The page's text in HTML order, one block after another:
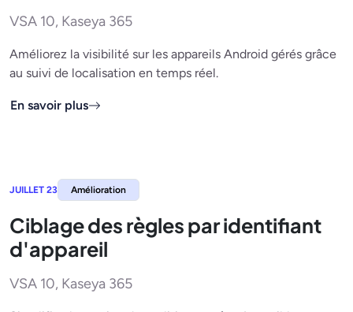
VSA 10, Kaseya 365
Améliorez la visibilité sur les appareils Android gérés grâce
au suivi de localisation en temps réel.
En savoir plus
JUILLET 23 Amélioration
Ciblage des règles par identifiant
d'appareil
VSA 10, Kaseya 365